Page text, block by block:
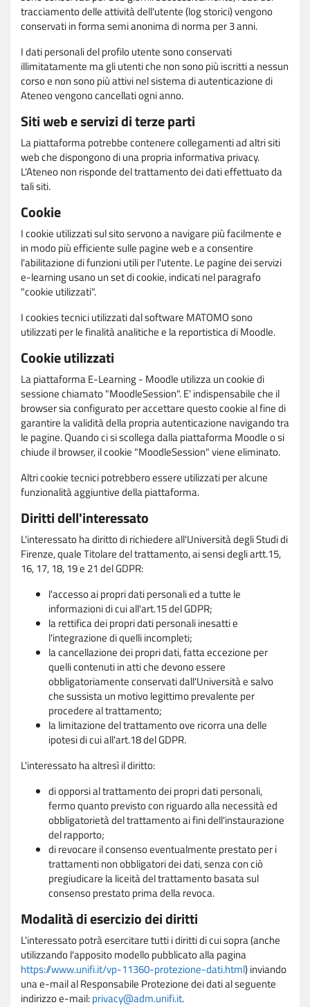
tracciamento delle attività dell'utente (log storici) vengono
conservati in forma semi anonima di norma per 3 anni.
I dati personali del profilo utente sono conservati
illimitatamente ma gli utenti che non sono più iscritti a nessun
corso e non sono più attivi nel sistema di autenticazione di
Ateneo vengono cancellati ogni anno.
Siti web e servizi di terze parti
La piattaforma potrebbe contenere collegamenti ad altri siti
web che dispongono di una propria informativa privacy.
L'Ateneo non risponde del trattamento dei dati effettuato da
tali siti.
Cookie
I cookie utilizzati sul sito servono a navigare più facilmente e
in modo più efficiente sulle pagine web e a consentire
l'abilitazione di funzioni utili per l'utente. Le pagine dei servizi
e-learning usano un set di cookie, indicati nel paragrafo
"cookie utilizzati".
I cookies tecnici utilizzati dal software MATOMO sono
utilizzati per le finalità analitiche e la reportistica di Moodle.
Cookie utilizzati
La piattaforma E-Learning - Moodle utilizza un cookie di
sessione chiamato "MoodleSession". E' indispensabile che il
browser sia configurato per accettare questo cookie al fine di
garantire la validità della propria autenticazione navigando tra
le pagine. Quando ci si scollega dalla piattaforma Moodle o si
chiude il browser, il cookie "MoodleSession" viene eliminato.
Altri cookie tecnici potrebbero essere utilizzati per alcune
funzionalità aggiuntive della piattaforma.
Diritti dell'interessato
L'interessato ha diritto di richiedere all'Università degli Studi di
Firenze, quale Titolare del trattamento, ai sensi degli artt.15,
16, 17, 18, 19 e 21 del GDPR:
l'accesso ai propri dati personali ed a tutte le
informazioni di cui all'art.15 del GDPR;
la rettifica dei propri dati personali inesatti e
l'integrazione di quelli incompleti;
la cancellazione dei propri dati, fatta eccezione per
quelli contenuti in atti che devono essere
obbligatoriamente conservati dall'Università e salvo
che sussista un motivo legittimo prevalente per
procedere al trattamento;
la limitazione del trattamento ove ricorra una delle
ipotesi di cui all'art.18 del GDPR.
L'interessato ha altresì il diritto:
di opporsi al trattamento dei propri dati personali,
fermo quanto previsto con riguardo alla necessità ed
obbligatorietà del trattamento ai fini dell'instaurazione
del rapporto;
di revocare il consenso eventualmente prestato per i
trattamenti non obbligatori dei dati, senza con ciò
pregiudicare la liceità del trattamento basata sul
consenso prestato prima della revoca.
Modalità di esercizio dei diritti
L'interessato potrà esercitare tutti i diritti di cui sopra (anche
utilizzando l'apposito modello pubblicato alla pagina
https://www.unifi.it/vp-11360-protezione-dati.html) inviando
una e-mail al Responsabile Protezione dei dati al seguente
indirizzo e-mail:privacy@adm.unifi.it.